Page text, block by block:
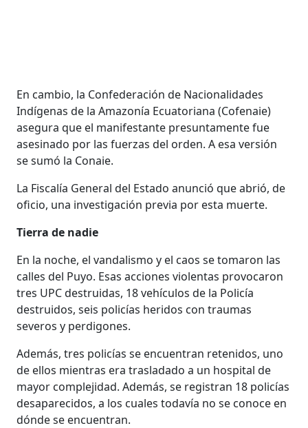
En cambio, la Confederación de Nacionalidades
Indígenas de la Amazonía Ecuatoriana (Cofenaie)
asegura que el manifestante presuntamente fue
asesinado por las fuerzas del orden. A esa versión
se sumó la Conaie.
La Fiscalía General del Estado anunció que abrió, de
oficio, una investigación previa por esta muerte.
Tierra de nadie
En la noche, el vandalismo y el caos se tomaron las
calles del Puyo. Esas acciones violentas provocaron
tres UPC destruidas, 18 vehículos de la Policía
destruidos, seis policías heridos con traumas
severos y perdigones.
Además, tres policías se encuentran retenidos, uno
de ellos mientras era trasladado a un hospital de
mayor complejidad. Además, se registran 18 policías
desaparecidos, a los cuales todavía no se conoce en
dónde se encuentran.